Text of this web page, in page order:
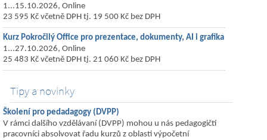
1...15.10.2026, Online
23 595 Kč včetně DPH tj. 19 500 Kč bez DPH
Kurz Pokročilý Office pro prezentace, dokumenty, AI i grafika
1...27.10.2026, Online
25 483 Kč včetně DPH tj. 21 060 Kč bez DPH
Tipy a novinky
Školení pro pedadagogy (DVPP)
V rámci dalšího vzdělávaní (DVPP) mohou u nás pedagogičtí
pracovníci absolvovat řadu kurzů z oblasti výpočetní